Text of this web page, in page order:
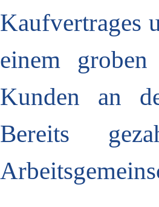
Kaufvertrages
einem
Kunden an
Bereits